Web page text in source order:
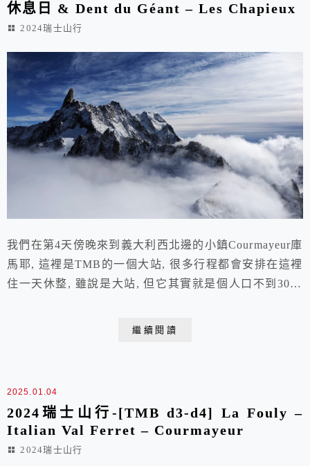
休息日 & Dent du Géant – Les Chapieux
2024瑞士山行
我們在第4天傍晚來到義大利西北邊的小鎮Courmayeur庫
馬耶, 這裡是TMB的一個大站, 很多行程都會安排在這裡
住一天休整, 雖說是大站, 但它其實就是個人口不到3000
繼續閱讀
2025.01.04
2024瑞士山行-[TMB d3-d4] La Fouly –
Italian Val Ferret – Courmayeur
2024瑞士山行